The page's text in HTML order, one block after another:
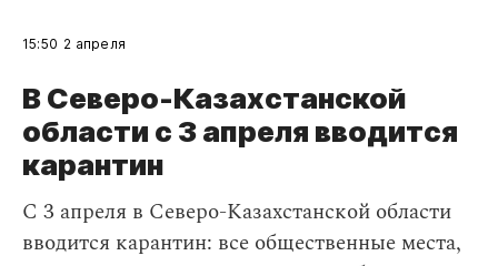
15:50 2 апреля
В Северо-Казахстанской
области с 3 апреля вводится
карантин
С 3 апреля в Северо-Казахстанской области
вводится карантин: все общественные места,